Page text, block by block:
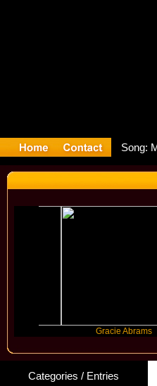
Gracie Abrams
Categories / Entries